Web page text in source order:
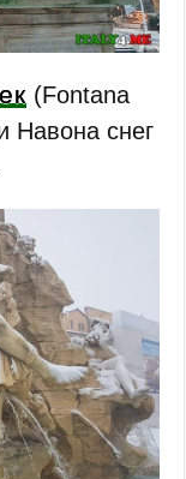
(Fontana
Навона снег